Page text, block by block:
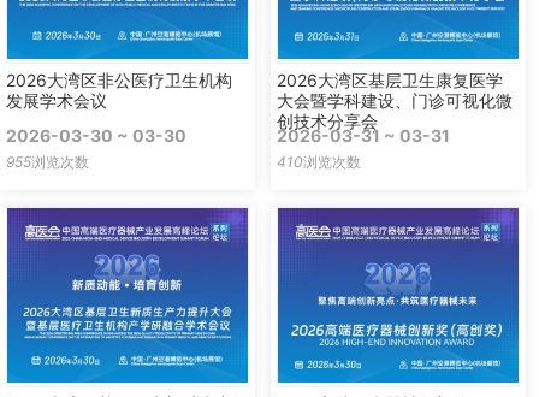
2026大湾区非公医疗卫生机构
发展学术会议
2026-03-30 ~ 03-30
955浏览次数
2026大湾区基层卫生康复医学
大会暨学科建设、门诊可视化微
创技术分享会
2026-03-31 ~ 03-31
410浏览次数